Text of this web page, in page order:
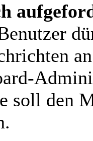
soll den